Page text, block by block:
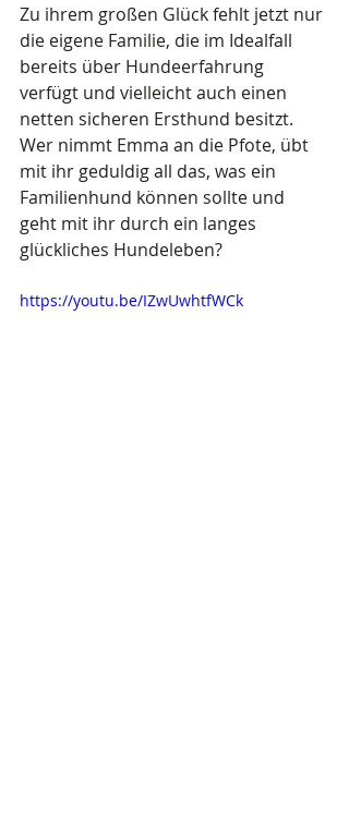
Zu ihrem großen Glück fehlt jetzt nur
die eigene Familie, die im Idealfall
bereits über Hundeerfahrung
verfügt und vielleicht auch einen
netten sicheren Ersthund besitzt.
Wer nimmt Emma an die Pfote, übt
mit ihr geduldig all das, was ein
Familienhund können sollte und
geht mit ihr durch ein langes
glückliches Hundeleben?
https://youtu.be/IZwUwhtfWCk